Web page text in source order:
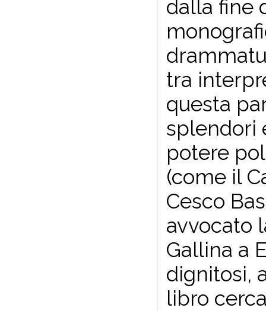
dalla fine
tra
questa
splendori
potere
(come il
Cesco
avvocato
Gallina a
dignitosi,
libro